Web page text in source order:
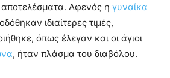
αποτελέσματα. Αφενός η γυναίκα
ιδιαίτερες τιμές,
όπως έλεγαν και οι άγιοι
, ήταν πλάσμα του διαβόλου.